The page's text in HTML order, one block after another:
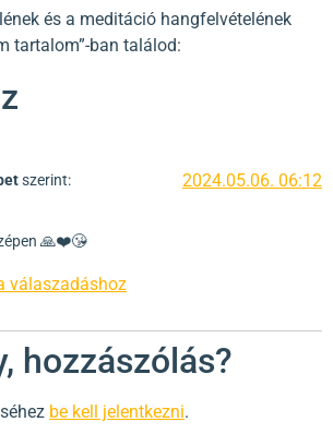
és a meditáció hangfelvételének
tartalom”-ban találod:
szerint: 2024.05.06. 06:12
🙏❤️😘
válaszadáshoz
hozzászólás?
be kell jelentkezni.